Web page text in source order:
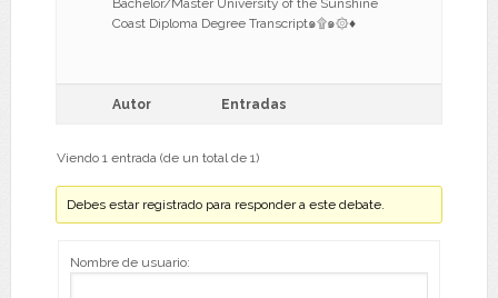
Bachelor/Master University of the Sunshine
Coast Diploma Degree Transcript๑۩๑۞♦
Autor Entradas
Viendo 1 entrada (de un total de 1)
Debes estar registrado para responder a este debate.
Nombre de usuario: